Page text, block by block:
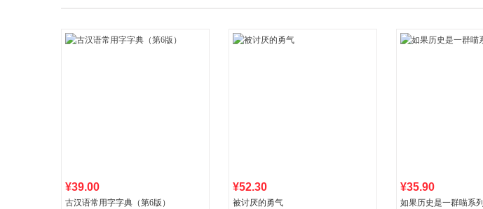
¥39.00
古汉语常用字字典（第6版）
¥52.30
被讨厌的勇气
¥35.90
如果历史是一群喵系列